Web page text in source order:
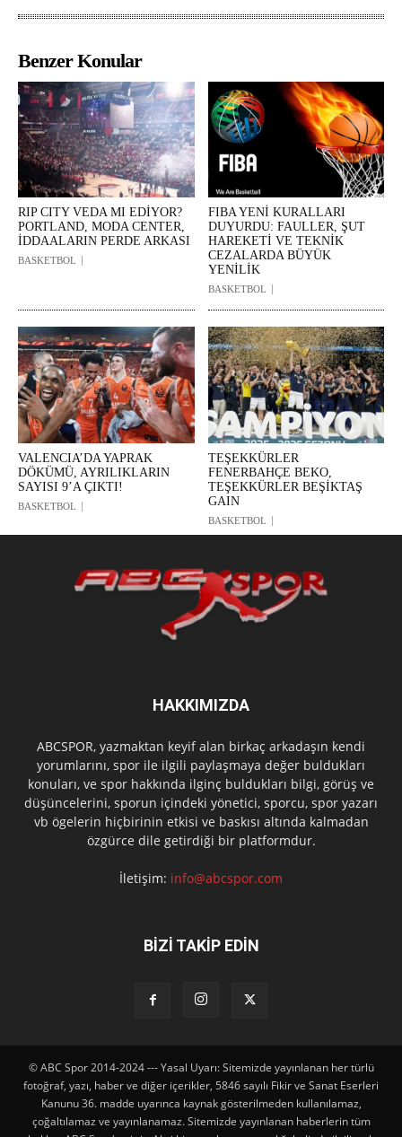
Benzer Konular
RIP CITY VEDA MI EDİYOR?
PORTLAND, MODA CENTER,
İDDAALARIN PERDE ARKASI
BASKETBOL
FIBA YENİ KURALLARI
DUYURDU: FAULLER, ŞUT
HAREKETİ VE TEKNİK
CEZALARDA BÜYÜK
YENİLİK
BASKETBOL
VALENCIA’DA YAPRAK
DÖKÜMÜ, AYRILIKLARIN
SAYISI 9’A ÇIKTI!
BASKETBOL
TEŞEKKÜRLER
FENERBAHÇE BEKO,
TEŞEKKÜRLER BEŞİKTAŞ
GAIN
BASKETBOL
HAKKIMIZDA
ABCSPOR, yazmaktan keyif alan birkaç arkadaşın kendi
yorumlarını, spor ile ilgili paylaşmaya değer buldukları
konuları, ve spor hakkında ilginç buldukları bilgi, görüş ve
düşüncelerini, sporun içindeki yönetici, sporcu, spor yazarı
vb ögelerin hiçbirinin etkisi ve baskısı altında kalmadan
özgürce dile getirdiği bir platformdur.
İletişim: info@abcspor.com
BİZİ TAKİP EDİN
© ABC Spor 2014-2024 --- Yasal Uyarı: Sitemizde yayınlanan her türlü
fotoğraf, yazı, haber ve diğer içerikler, 5846 sayılı Fikir ve Sanat Eserleri
Kanunu 36. madde uyarınca kaynak gösterilmeden kullanılamaz,
çoğaltılamaz ve yayınlanamaz. Sitemizde yayınlanan haberlerin tüm